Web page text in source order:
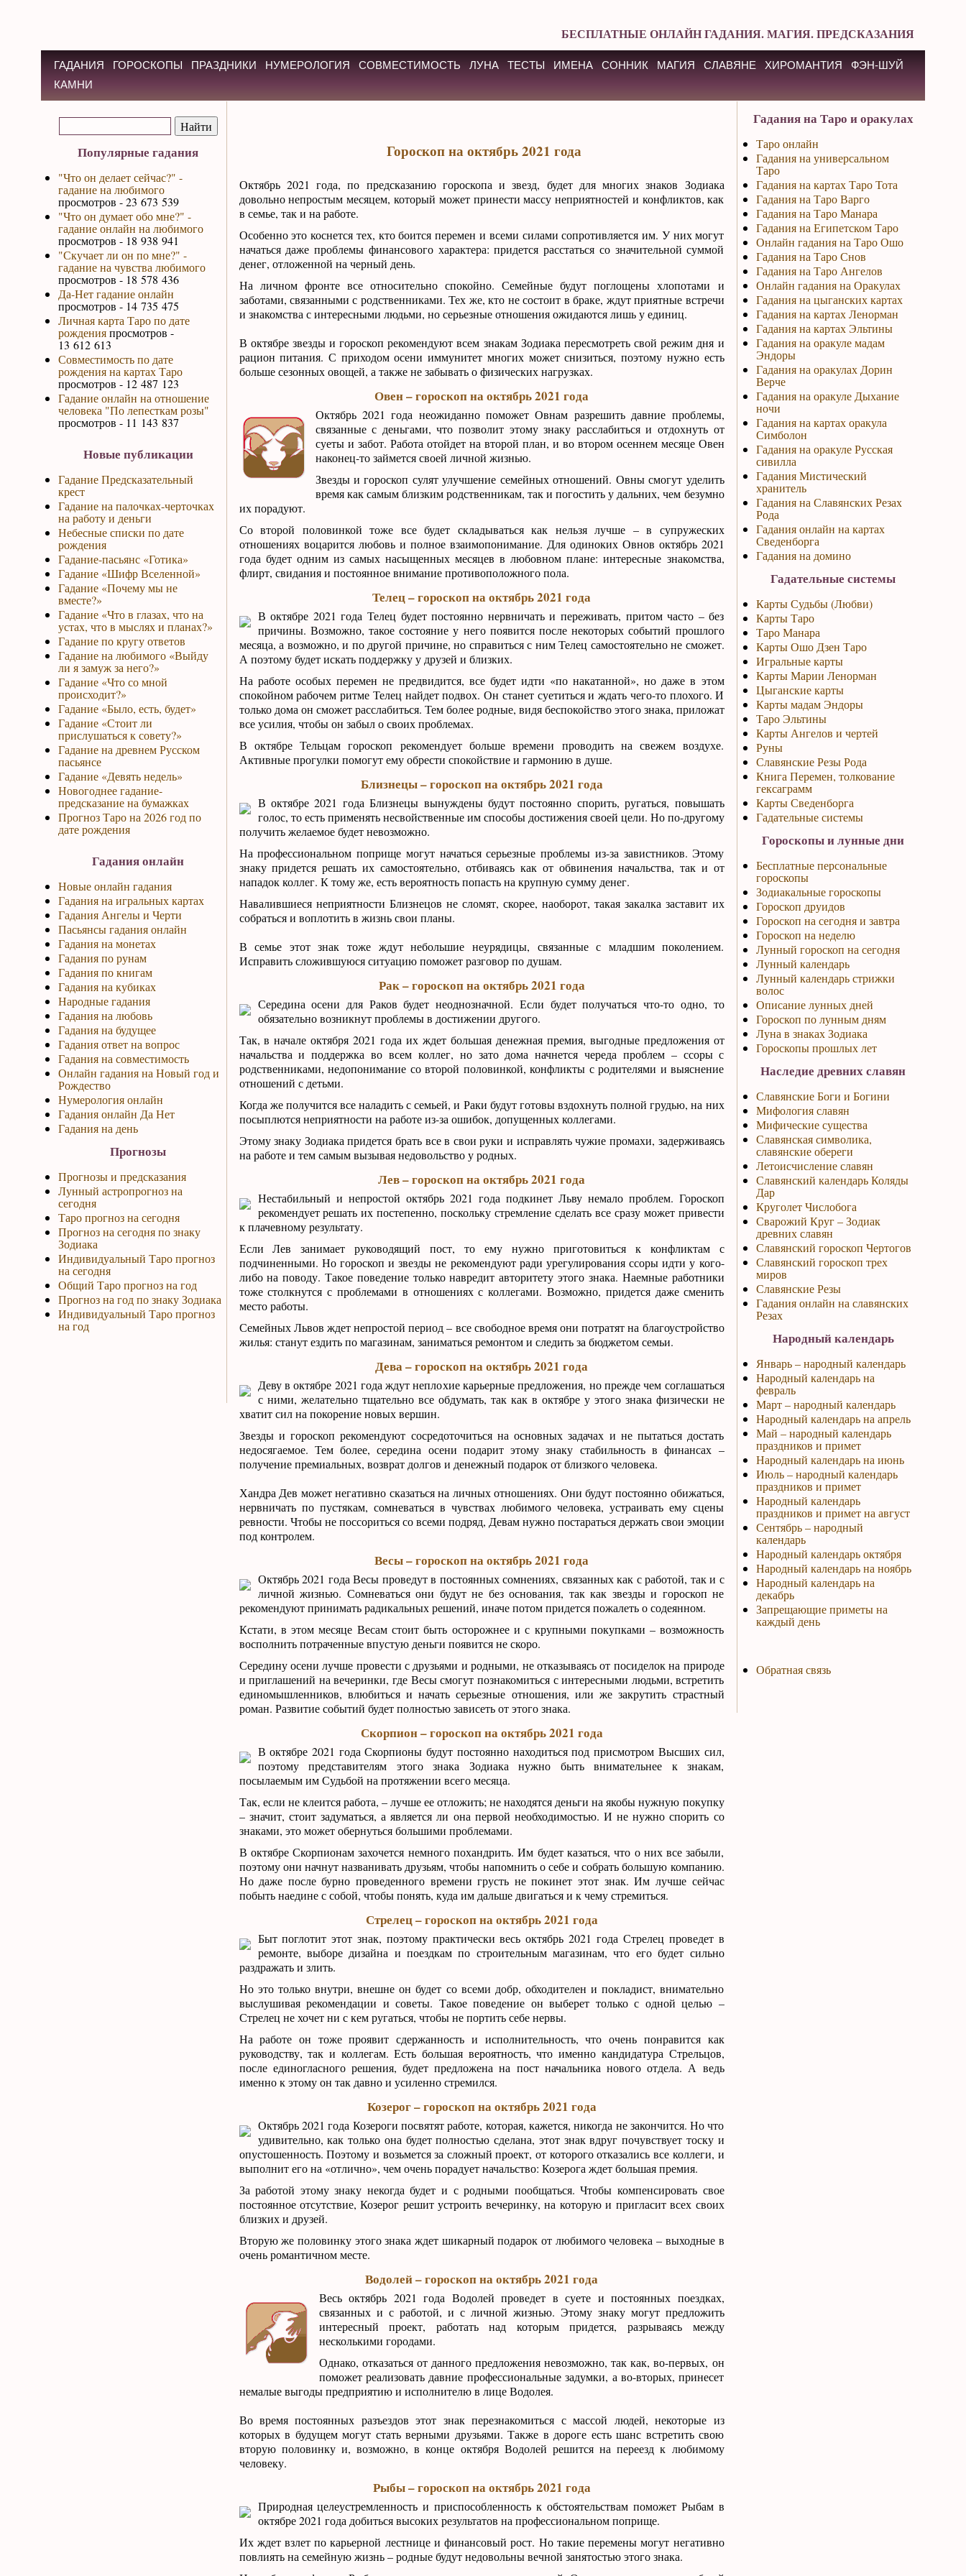
БЕСПЛАТНЫЕ ОНЛАЙН ГАДАНИЯ. МАГИЯ. ПРЕДСКАЗАНИЯ
ГАДАНИЯ ГОРОСКОПЫ ПРАЗДНИКИ НУМЕРОЛОГИЯ СОВМЕСТИМОСТЬ ЛУНА ТЕСТЫ ИМЕНА СОННИК МАГИЯ СЛАВЯНЕ ХИРОМАНТИЯ
ФЭН-ШУЙ
КАМНИ
Популярные гадания
"Что он делает сейчас?" -
гадание на любимого
просмотров - 23 673 539
"Что он думает обо мне?" -
гадание онлайн на любимого
просмотров - 18 938 941
"Скучает ли он по мне?" -
гадание на чувства любимого
просмотров - 18 578 436
Да-Нет гадание онлайн
просмотров - 14 735 475
Личная карта Таро по дате
рожденияпросмотров -
13 612 613
Совместимость по дате
рождения на картах Таро
просмотров - 12 487 123
Гадание онлайн на отношение
человека "По лепесткам розы"
просмотров - 11 143 837
Новые публикации
Гадание Предсказательный
крест
Гадание на палочках-черточках
на работу и деньги
Небесные списки по дате
рождения
Гадание-пасьянс «Готика»
Гадание «Шифр Вселенной»
Гадание «Почему мы не
вместе?»
Гадание «Что в глазах, что на
устах, что в мыслях и планах?»
Гадание по кругу ответов
Гадание на любимого «Выйду
ли я замуж за него?»
Гадание «Что со мной
происходит?»
Гадание «Было, есть, будет»
Гадание «Стоит ли
прислушаться к совету?»
Гадание на древнем Русском
пасьянсе
Гадание «Девять недель»
Новогоднее гадание-
предсказание на бумажках
Прогноз Таро на 2026 год по
дате рождения
Гадания онлайн
Новые онлайн гадания
Гадания на игральных картах
Гадания Ангелы и Черти
Пасьянсы гадания онлайн
Гадания на монетах
Гадания по рунам
Гадания по книгам
Гадания на кубиках
Народные гадания
Гадания на любовь
Гадания на будущее
Гадания ответ на вопрос
Гадания на совместимость
Онлайн гадания на Новый год и
Рождество
Нумерология онлайн
Гадания онлайн Да Нет
Гадания на день
Прогнозы
Прогнозы и предсказания
Лунный астропрогноз на
сегодня
Таро прогноз на сегодня
Прогноз на сегодня по знаку
Зодиака
Индивидуальный Таро прогноз
на сегодня
Общий Таро прогноз на год
Прогноз на год по знаку Зодиака
Индивидуальный Таро прогноз
на год
Гороскоп на октябрь 2021 года
Октябрь 2021 года, по предсказанию гороскопа и звезд, будет для многих знаков Зодиака
довольно непростым месяцем, который может принести массу неприятностей и конфликтов, как
в семье, так и на работе.
Особенно это коснется тех, кто боится перемен и всеми силами сопротивляется им. У них могут
начаться даже проблемы финансового характера: придется расстаться со значительной суммой
денег, отложенной на черный день.
На личном фронте все относительно спокойно. Семейные будут поглощены хлопотами и
заботами, связанными с родственниками. Тех же, кто не состоит в браке, ждут приятные встречи
и знакомства с интересными людьми, но серьезные отношения ожидаются лишь у единиц.
В октябре звезды и гороскоп рекомендуют всем знакам Зодиака пересмотреть свой режим дня и
рацион питания. С приходом осени иммунитет многих может снизиться, поэтому нужно есть
больше сезонных овощей, а также не забывать о физических нагрузках.
Овен – гороскоп на октябрь 2021 года
Октябрь 2021 года неожиданно поможет Овнам разрешить давние проблемы,
связанные с деньгами, что позволит этому знаку расслабиться и отдохнуть от
суеты и забот. Работа отойдет на второй план, и во втором осеннем месяце Овен
наконец-то займется своей личной жизнью.
Звезды и гороскоп сулят улучшение семейных отношений. Овны смогут уделить
время как самым близким родственникам, так и погостить у дальних, чем безумно
их порадуют.
Со второй половинкой тоже все будет складываться как нельзя лучше – в супружеских
отношениях воцарится любовь и полное взаимопонимание. Для одиноких Овнов октябрь 2021
года будет одним из самых насыщенных месяцев в любовном плане: интересные знакомства,
флирт, свидания и постоянное внимание противоположного пола.
Телец – гороскоп на октябрь 2021 года
В октябре 2021 года Телец будет постоянно нервничать и переживать, притом часто – без
причины. Возможно, такое состояние у него появится после некоторых событий прошлого
месяца, а возможно, и по другой причине, но справиться с ним Телец самостоятельно не сможет.
А поэтому будет искать поддержку у друзей и близких.
На работе особых перемен не предвидится, все будет идти «по накатанной», но даже в этом
спокойном рабочем ритме Телец найдет подвох. Он станет суетиться и ждать чего-то плохого. И
только дома он сможет расслабиться. Тем более родные, видя беспокойство этого знака, приложат
все усилия, чтобы он забыл о своих проблемах.
В октябре Тельцам гороскоп рекомендует больше времени проводить на свежем воздухе.
Активные прогулки помогут ему обрести спокойствие и гармонию в душе.
Близнецы – гороскоп на октябрь 2021 года
В октябре 2021 года Близнецы вынуждены будут постоянно спорить, ругаться, повышать
голос, то есть применять несвойственные им способы достижения своей цели. Но по-другому
получить желаемое будет невозможно.
На профессиональном поприще могут начаться серьезные проблемы из-за завистников. Этому
знаку придется решать их самостоятельно, отбиваясь как от обвинения начальства, так и от
нападок коллег. К тому же, есть вероятность попасть на крупную сумму денег.
Навалившиеся неприятности Близнецов не сломят, скорее, наоборот, такая закалка заставит их
собраться и воплотить в жизнь свои планы.
В семье этот знак тоже ждут небольшие неурядицы, связанные с младшим поколением.
Исправить сложившуюся ситуацию поможет разговор по душам.
Рак – гороскоп на октябрь 2021 года
Середина осени для Раков будет неоднозначной. Если будет получаться что-то одно, то
обязательно возникнут проблемы в достижении другого.
Так, в начале октября 2021 года их ждет большая денежная премия, выгодные предложения от
начальства и поддержка во всем коллег, но зато дома начнется череда проблем – ссоры с
родственниками, недопонимание со второй половинкой, конфликты с родителями и выяснение
отношений с детьми.
Когда же получится все наладить с семьей, и Раки будут готовы вздохнуть полной грудью, на них
посыплются неприятности на работе из-за ошибок, допущенных коллегами.
Этому знаку Зодиака придется брать все в свои руки и исправлять чужие промахи, задерживаясь
на работе и тем самым вызывая недовольство у родных.
Лев – гороскоп на октябрь 2021 года
Нестабильный и непростой октябрь 2021 года подкинет Льву немало проблем. Гороскоп
рекомендует решать их постепенно, поскольку стремление сделать все сразу может привести
к плачевному результату.
Если Лев занимает руководящий пост, то ему нужно приготовиться к конфликтам с
подчиненными. Но гороскоп и звезды не рекомендуют ради урегулирования ссоры идти у кого-
либо на поводу. Такое поведение только навредит авторитету этого знака. Наемные работники
тоже столкнутся с проблемами в отношениях с коллегами. Возможно, придется даже сменить
место работы.
Семейных Львов ждет непростой период – все свободное время они потратят на благоустройство
жилья: станут ездить по магазинам, заниматься ремонтом и следить за бюджетом семьи.
Дева – гороскоп на октябрь 2021 года
Деву в октябре 2021 года ждут неплохие карьерные предложения, но прежде чем соглашаться
с ними, желательно тщательно все обдумать, так как в октябре у этого знака физически не
хватит сил на покорение новых вершин.
Звезды и гороскоп рекомендуют сосредоточиться на основных задачах и не пытаться достать
недосягаемое. Тем более, середина осени подарит этому знаку стабильность в финансах –
получение премиальных, возврат долгов и денежный подарок от близкого человека.
Хандра Дев может негативно сказаться на личных отношениях. Они будут постоянно обижаться,
нервничать по пустякам, сомневаться в чувствах любимого человека, устраивать ему сцены
ревности. Чтобы не поссориться со всеми подряд, Девам нужно постараться держать свои эмоции
под контролем.
Весы – гороскоп на октябрь 2021 года
Октябрь 2021 года Весы проведут в постоянных сомнениях, связанных как с работой, так и с
личной жизнью. Сомневаться они будут не без основания, так как звезды и гороскоп не
рекомендуют принимать радикальных решений, иначе потом придется пожалеть о содеянном.
Кстати, в этом месяце Весам стоит быть осторожнее и с крупными покупками – возможность
восполнить потраченные впустую деньги появится не скоро.
Середину осени лучше провести с друзьями и родными, не отказываясь от посиделок на природе
и приглашений на вечеринки, где Весы смогут познакомиться с интересными людьми, встретить
единомышленников, влюбиться и начать серьезные отношения, или же закрутить страстный
роман. Развитие событий будет полностью зависеть от этого знака.
Скорпион – гороскоп на октябрь 2021 года
В октябре 2021 года Скорпионы будут постоянно находиться под присмотром Высших сил,
поэтому представителям этого знака Зодиака нужно быть внимательнее к знакам,
посылаемым им Судьбой на протяжении всего месяца.
Так, если не клеится работа, – лучше ее отложить; не находятся деньги на якобы нужную покупку
– значит, стоит задуматься, а является ли она первой необходимостью. И не нужно спорить со
знаками, это может обернуться большими проблемами.
В октябре Скорпионам захочется немного похандрить. Им будет казаться, что о них все забыли,
поэтому они начнут названивать друзьям, чтобы напомнить о себе и собрать большую компанию.
Но даже после бурно проведенного времени грусть не покинет этот знак. Им лучше сейчас
побыть наедине с собой, чтобы понять, куда им дальше двигаться и к чему стремиться.
Стрелец – гороскоп на октябрь 2021 года
Быт поглотит этот знак, поэтому практически весь октябрь 2021 года Стрелец проведет в
ремонте, выборе дизайна и поездкам по строительным магазинам, что его будет сильно
раздражать и злить.
Но это только внутри, внешне он будет со всеми добр, обходителен и покладист, внимательно
выслушивая рекомендации и советы. Такое поведение он выберет только с одной целью –
Стрелец не хочет ни с кем ругаться, чтобы не портить себе нервы.
На работе он тоже проявит сдержанность и исполнительность, что очень понравится как
руководству, так и коллегам. Есть большая вероятность, что именно кандидатура Стрельцов,
после единогласного решения, будет предложена на пост начальника нового отдела. А ведь
именно к этому он так давно и усиленно стремился.
Козерог – гороскоп на октябрь 2021 года
Октябрь 2021 года Козероги посвятят работе, которая, кажется, никогда не закончится. Но что
удивительно, как только она будет полностью сделана, этот знак вдруг почувствует тоску и
опустошенность. Поэтому и возьмется за сложный проект, от которого отказались все коллеги, и
выполнит его на «отлично», чем очень порадует начальство: Козерога ждет большая премия.
За работой этому знаку некогда будет и с родными пообщаться. Чтобы компенсировать свое
постоянное отсутствие, Козерог решит устроить вечеринку, на которую и пригласит всех своих
близких и друзей.
Вторую же половинку этого знака ждет шикарный подарок от любимого человека – выходные в
очень романтичном месте.
Водолей – гороскоп на октябрь 2021 года
Весь октябрь 2021 года Водолей проведет в суете и постоянных поездках,
связанных и с работой, и с личной жизнью. Этому знаку могут предложить
интересный проект, работать над которым придется, разрываясь между
несколькими городами.
Однако, отказаться от данного предложения невозможно, так как, во-первых, он
поможет реализовать давние профессиональные задумки, а во-вторых, принесет
немалые выгоды предприятию и исполнителю в лице Водолея.
Во время постоянных разъездов этот знак перезнакомиться с массой людей, некоторые из
которых в будущем могут стать верными друзьями. Также в дороге есть шанс встретить свою
вторую половинку и, возможно, в конце октября Водолей решится на переезд к любимому
человеку.
Рыбы – гороскоп на октябрь 2021 года
Природная целеустремленность и приспособленность к обстоятельствам поможет Рыбам в
октябре 2021 года добиться высоких результатов на профессиональном поприще.
Их ждет взлет по карьерной лестнице и финансовый рост. Но такие перемены могут негативно
повлиять на семейную жизнь – родные будут недовольны вечной занятостью этого знака.
Гадания на Таро и оракулах
Таро онлайн
Гадания на универсальном
Таро
Гадания на картах Таро Тота
Гадания на Таро Варго
Гадания на Таро Манара
Гадания на Египетском Таро
Онлайн гадания на Таро Ошо
Гадания на Таро Снов
Гадания на Таро Ангелов
Онлайн гадания на Оракулах
Гадания на цыганских картах
Гадания на картах Ленорман
Гадания на картах Эльтины
Гадания на оракуле мадам
Эндоры
Гадания на оракулах Дорин
Верче
Гадания на оракуле Дыхание
ночи
Гадания на картах оракула
Симболон
Гадания на оракуле Русская
сивилла
Гадания Мистический
хранитель
Гадания на Славянских Резах
Рода
Гадания онлайн на картах
Сведенборга
Гадания на домино
Гадательные системы
Карты Судьбы (Любви)
Карты Таро
Таро Манара
Карты Ошо Дзен Таро
Игральные карты
Карты Марии Ленорман
Цыганские карты
Карты мадам Эндоры
Таро Эльтины
Карты Ангелов и чертей
Руны
Славянские Резы Рода
Книга Перемен, толкование
гексаграмм
Карты Сведенборга
Гадательные системы
Гороскопы и лунные дни
Бесплатные персональные
гороскопы
Зодиакальные гороскопы
Гороскоп друидов
Гороскоп на сегодня и завтра
Гороскоп на неделю
Лунный гороскоп на сегодня
Лунный календарь
Лунный календарь стрижки
волос
Описание лунных дней
Гороскоп по лунным дням
Луна в знаках Зодиака
Гороскопы прошлых лет
Наследие древних славян
Славянские Боги и Богини
Мифология славян
Мифические существа
Славянская символика,
славянские обереги
Летоисчисление славян
Славянский календарь Коляды
Дар
Круголет Числобога
Сварожий Круг – Зодиак
древних славян
Славянский гороскоп Чертогов
Славянский гороскоп трех
миров
Славянские Резы
Гадания онлайн на славянских
Резах
Народный календарь
Январь – народный календарь
Народный календарь на
февраль
Март – народный календарь
Народный календарь на апрель
Май – народный календарь
праздников и примет
Народный календарь на июнь
Июль – народный календарь
праздников и примет
Народный календарь
праздников и примет на август
Сентябрь – народный
календарь
Народный календарь октября
Народный календарь на ноябрь
Народный календарь на
декабрь
Запрещающие приметы на
каждый день
Обратная связь